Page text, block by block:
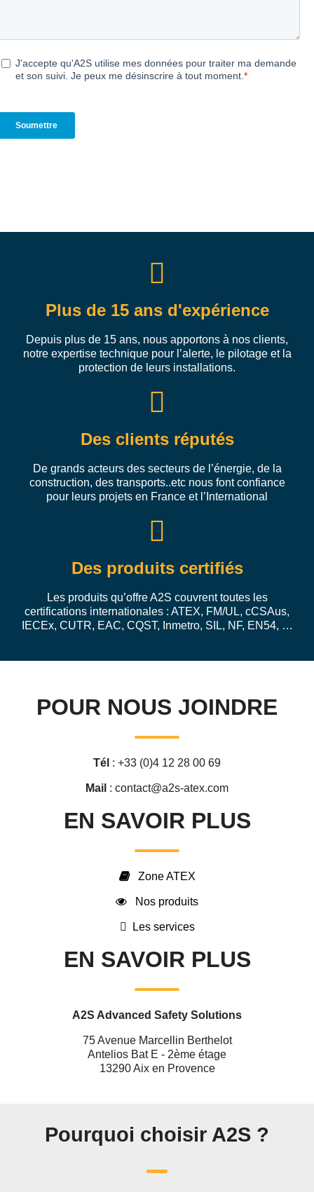
Plus de 15 ans d'expérience
Depuis plus de 15 ans, nous apportons à nos clients,
notre expertise technique pour l’alerte, le pilotage et la
protection de leurs installations.
Des clients réputés
De grands acteurs des secteurs de l’énergie, de la
construction, des transports..etc nous font confiance
pour leurs projets en France et l’International
Des produits certifiés
Les produits qu’offre A2S couvrent toutes les
certifications internationales : ATEX, FM/UL, cCSAus,
IECEx, CUTR, EAC, CQST, Inmetro, SIL, NF, EN54, …
POUR NOUS JOINDRE
Tél : +33 (0)4 12 28 00 69
Mail : contact@a2s-atex.com
EN SAVOIR PLUS
Zone ATEX
Nos produits
Les services
EN SAVOIR PLUS
A2S Advanced Safety Solutions
75 Avenue Marcellin Berthelot
Antelios Bat E - 2ème étage
13290 Aix en Provence
Pourquoi choisir A2S ?